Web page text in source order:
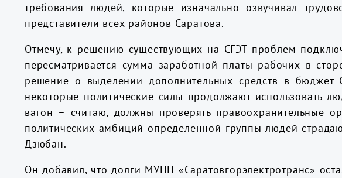
требования людей, которые изначально озвучивал
представители всех районов Саратова.
Отмечу, к решению существующих на СГЭТ проблем
пересматривается сумма заработной платы рабочих в
решение о выделении дополнительных средств в
некоторые политические силы продолжают использовать
вагон – считаю, должны проверять правоохранительные
политических амбиций определенной группы людей
Дзюбан.
Он добавил, что долги МУПП «Саратовгорэлектротранс»